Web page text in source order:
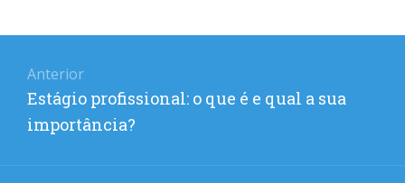
de
Post
Anterior
Post
anterior:
Estágio profissional: o que é e qual a sua
importância?